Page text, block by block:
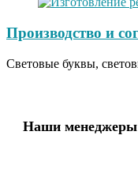
Производство и
Световые буквы,
Наши менеджеры